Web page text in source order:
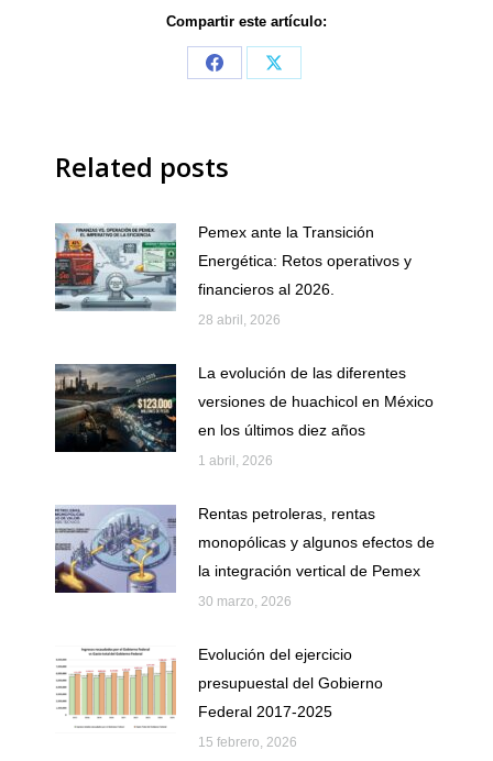
Compartir este artículo:
Share
Share
Related posts
Pemex ante la Transición
Energética: Retos operativos y
financieros al 2026.
28 abril, 2026
La evolución de las diferentes
versiones de huachicol en México
en los últimos diez años
1 abril, 2026
Rentas petroleras, rentas
monopólicas y algunos efectos de
la integración vertical de Pemex
30 marzo, 2026
Evolución del ejercicio
presupuestal del Gobierno
Federal 2017-2025
15 febrero, 2026